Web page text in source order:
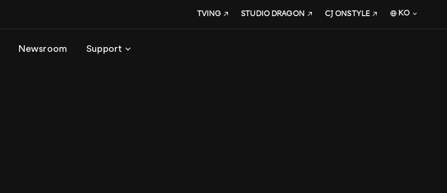
Newsroom Support
TVING STUDIO DRAGON CJ ONSTYLE KO